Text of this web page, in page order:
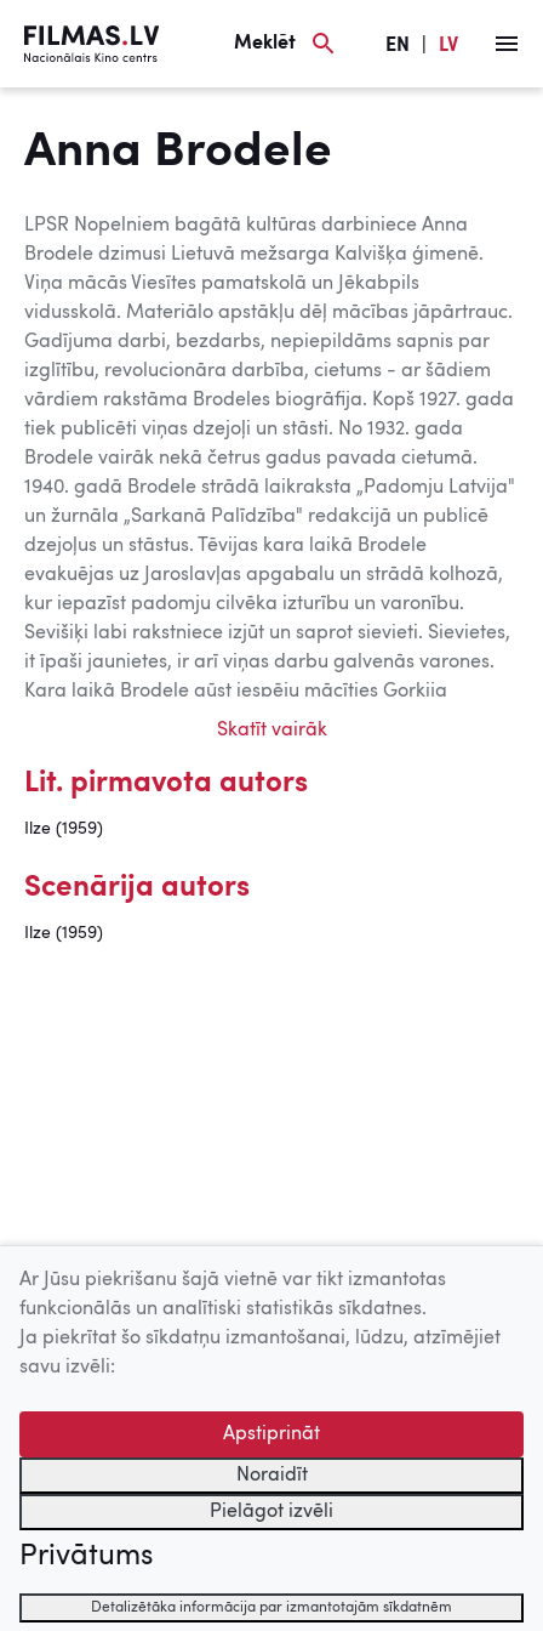
Meklēt EN LV
Anna Brodele
LPSR Nopelniem bagātā kultūras darbiniece Anna
Brodele dzimusi Lietuvā mežsarga Kalvišķa ģimenē.
Viņa mācās Viesītes pamatskolā un Jēkabpils
vidusskolā. Materiālo apstākļu dēļ mācības jāpārtrauc.
Gadījuma darbi, bezdarbs, nepiepildāms sapnis par
izglītību, revolucionāra darbība, cietums - ar šādiem
vārdiem rakstāma Brodeles biogrāfija. Kopš 1927. gada
tiek publicēti viņas dzejoļi un stāsti. No 1932. gada
Brodele vairāk nekā četrus gadus pavada cietumā.
1940. gadā Brodele strādā laikraksta „Padomju Latvija"
un žurnāla „Sarkanā Palīdzība" redakcijā un publicē
dzejoļus un stāstus. Tēvijas kara laikā Brodele
evakuējas uz Jaroslavļas apgabalu un strādā kolhozā,
kur iepazīst padomju cilvēka izturību un varonību.
Sevišiķi labi rakstniece izjūt un saprot sievieti. Sievietes,
it īpaši jaunietes, ir arī viņas darbu galvenās varones.
Kara laikā Brodele gūst iespēju mācīties Gorkija
literatūras institūtā Maskavā. 1946. gadā iznāk viņas
dzimtene". Kopš 1948. gada Brodele nododas tikai
stāstus. Viņas prozas darbi tulkoti arī citās valodās. Pēc
dramaturģijā ar lugu „Upesciema pavasaris" (1948),
pirmoreiz uz skatuves uzvedot latviešu kolhoznieka tēlu.
Skatīt vairāk
Lit. pirmavota autors
Ilze (1959)
Scenārija autors
Ilze (1959)
Skatīt vairāk
Uz augšu
© 2026 Nacionālais Kino centrs, Kultūras informācijas sistēmu
centrs. Sadarbības partneris: Latvijas Valsts
kinofotofonodokumentu arhīvs.
Ar Jūsu piekrišanu šajā vietnē var tikt izmantotas
funkcionālās un analītiski statistikās sīkdatnes.
Ja piekrītat šo sīkdatņu izmantošanai, lūdzu, atzīmējiet
savu izvēli:
Apstiprināt
Noraidīt
Pielāgot izvēli
Privātums
Detalizētāka informācija par izmantotajām sīkdatnēm